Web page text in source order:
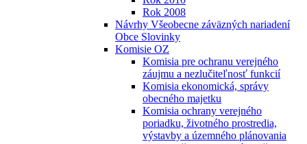
Rok 2008
Návrhy Všeobecne záväzných nariadení
Obce Slovinky
Komisie OZ
Komisia pre ochranu verejného
záujmu a nezlučiteľnosť funkcií
Komisia ekonomická, správy
obecného majetku
Komisia ochrany verejného
poriadku, životného prostredia,
výstavby a územného plánovania